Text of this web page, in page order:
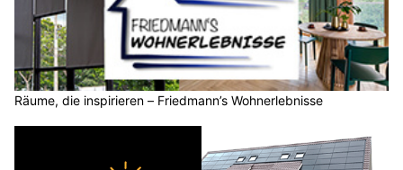
Räume, die inspirieren – Friedmann’s Wohnerlebnisse